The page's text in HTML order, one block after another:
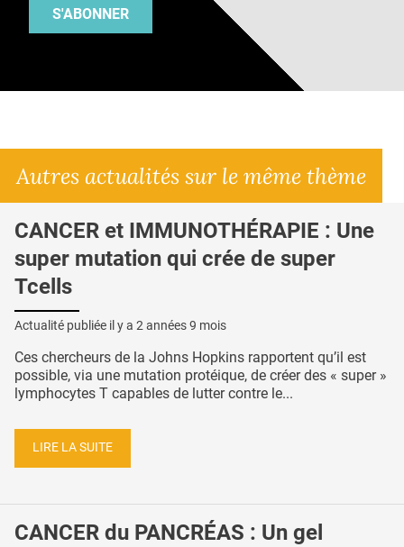
S'ABONNER
Autres actualités sur le même thème
CANCER et IMMUNOTHÉRAPIE : Une
super mutation qui crée de super
Tcells
Actualité publiée il y a 2 années 9 mois
Ces chercheurs de la Johns Hopkins rapportent qu’il est
possible, via une mutation protéique, de créer des « super »
lymphocytes T capables de lutter contre le...
LIRE LA SUITE
CANCER du PANCRÉAS : Un gel